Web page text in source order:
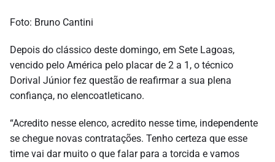
Foto: Bruno Cantini
Depois do clássico deste domingo, em Sete Lagoas,
vencido pelo América pelo placar de 2 a 1, o técnico
Dorival Júnior fez questão de reafirmar a sua plena
confiança, no elencoatleticano.
“Acredito nesse elenco, acredito nesse time, independente
se chegue novas contratações. Tenho certeza que esse
time vai dar muito o que falar para a torcida e vamos